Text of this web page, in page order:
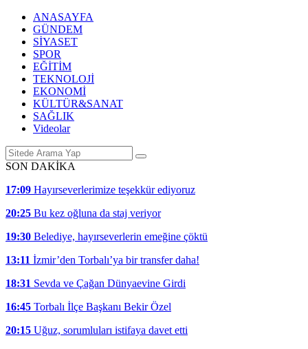
ANASAYFA
GÜNDEM
SİYASET
SPOR
EĞİTİM
TEKNOLOJİ
EKONOMİ
KÜLTÜR&SANAT
SAĞLIK
Videolar
SON DAKİKA
17:09 Hayırseverlerimize teşekkür ediyoruz
20:25 Bu kez oğluna da staj veriyor
19:30 Belediye, hayırseverlerin emeğine çöktü
13:11 İzmir’den Torbalı’ya bir transfer daha!
18:31 Sevda ve Çağan Dünyaevine Girdi
16:45 Torbalı İlçe Başkanı Bekir Özel
20:15 Uğuz, sorumluları istifaya davet etti